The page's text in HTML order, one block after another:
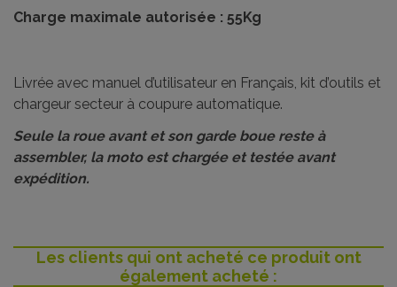
Charge maximale autorisée : 55Kg
Livrée avec manuel d’utilisateur en Français, kit d’outils et
chargeur secteur à coupure automatique.
Seule la roue avant et son garde boue reste à
assembler, la moto est chargée et testée avant
expédition.
Les clients qui ont acheté ce produit ont
également acheté :